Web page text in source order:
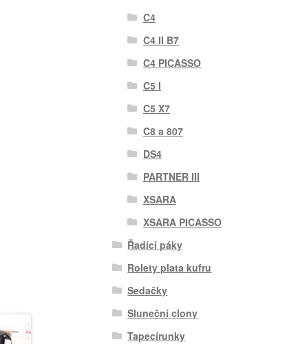
C4
C4 II B7
C4 PICASSO
C5 I
C5 X7
C8 a 807
DS4
PARTNER III
XSARA
XSARA PICASSO
Řadící páky
Rolety plata kufru
Sedačky
Sluneční clony
Tapecírunky